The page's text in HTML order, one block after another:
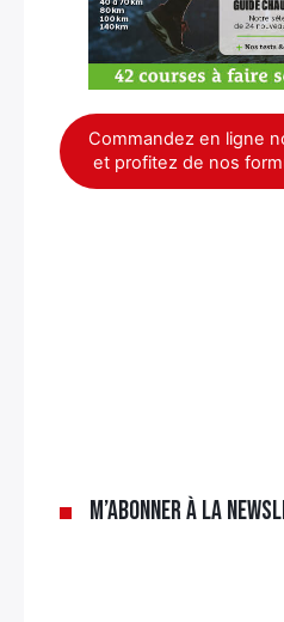
Commandez en ligne
et profitez de nos
M’abonner à la